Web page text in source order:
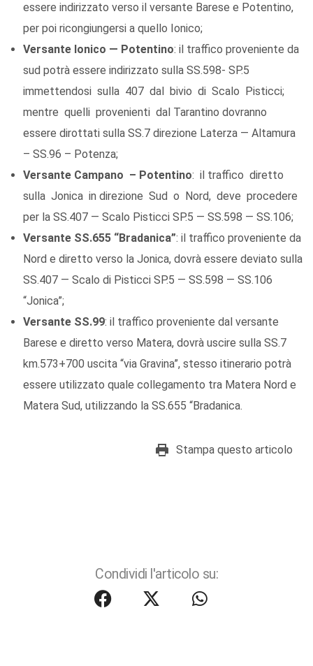
essere indirizzato verso il versante Barese e Potentino,
per poi ricongiungersi a quello Ionico;
Versante Ionico — Potentino: il traffico proveniente da
sud potrà essere indirizzato sulla SS.598- SP.5
immettendosi sulla 407 dal bivio di Scalo Pisticci;
mentre quelli provenienti dal Tarantino dovranno
essere dirottati sulla SS.7 direzione Laterza — Altamura
– SS.96 – Potenza;
Versante Campano – Potentino: il traffico diretto
sulla Jonica in direzione Sud o Nord, deve procedere
per la SS.407 — Scalo Pisticci SP.5 — SS.598 — SS.106;
Versante SS.655 “Bradanica”: il traffico proveniente da
Nord e diretto verso la Jonica, dovrà essere deviato sulla
SS.407 — Scalo di Pisticci SP.5 — SS.598 — SS.106
“Jonica”;
Versante SS.99: il traffico proveniente dal versante
Barese e diretto verso Matera, dovrà uscire sulla SS.7
km.573+700 uscita “via Gravina”, stesso itinerario potrà
essere utilizzato quale collegamento tra Matera Nord e
Matera Sud, utilizzando la SS.655 “Bradanica.
Stampa questo articolo
Condividi l'articolo su: